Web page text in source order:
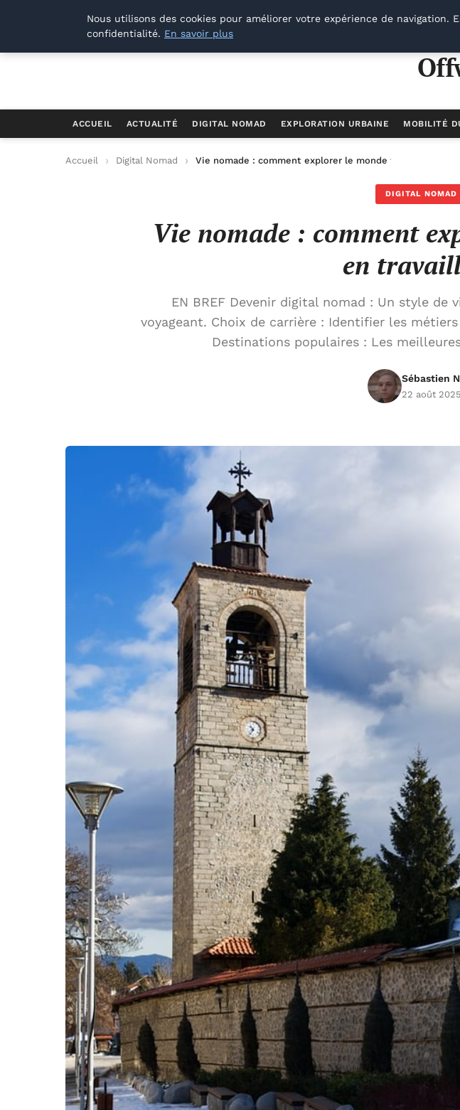
Offways.fr
ACCUEIL ACTUALITÉ DIGITAL NOMAD EXPLORATION URBAINE MOBILITÉ
Accueil Digital Nomad Vie nomade : comment explorer le monde tout en
DIGITAL NOMAD
Vie nomade : comment
en
EN BREF Devenir digital nomad : Un style
voyageant. Choix de carrière : Identifier les
Destinations populaires : Les
Sébastien
22 août 2025
Nous utilisons des cookies pour améliorer votre expérience de navigation.
confidentialité. En savoir plus